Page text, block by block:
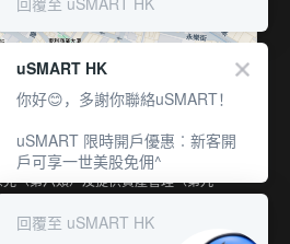
（第六類）及提供資產管理（第九
uSMART HK
你好😊，多謝你聯絡uSMART！
uSMART 限時開戶優惠︰新客開
戶可享一世美股免佣^
回覆至 uSMART HK